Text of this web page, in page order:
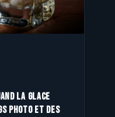
la glace
photo et des